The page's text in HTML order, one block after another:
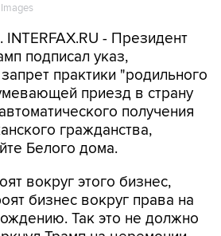
INTERFAX.RU - Президент
подписал указ,
практики "родильного
приезд в страну
получения
гражданства,
Белого дома.
вокруг этого бизнес,
бизнес вокруг права на
Так это не должно